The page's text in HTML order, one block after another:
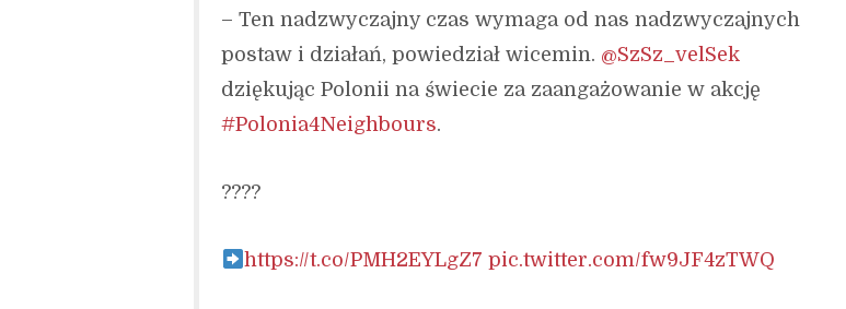
– Ten nadzwyczajny czas wymaga od nas nadzwyczajnych
postaw i działań, powiedział wicemin. @SzSz_velSek
dziękując Polonii na świecie za zaangażowanie w akcję
#Polonia4Neighbours.
????
https://t.co/PMH2EYLgZ7 pic.twitter.com/fw9JF4zTWQ